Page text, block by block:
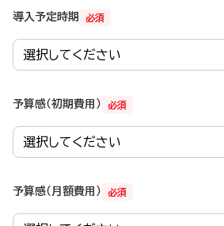
必須
導入予定時期
必須
予算感（初期費用）
必須
予算感（月額費用）